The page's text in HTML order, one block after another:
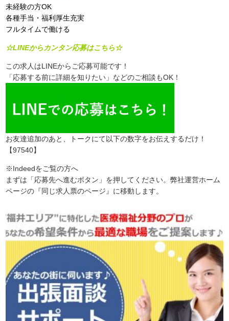
未経験の方OK
各種手当・福利厚生充実
フルタイムで働ける
☆LINEからカンタン応募はこちら☆
この求人はLINEからご応募可能です！
「応募する前に詳細を知りたい」などのご相談もOK！
お友達追加のあと、トークにて以下の数字をお伝えするだけ！
【97540】
※Indeedをご覧の方へ
まずは「応募先へ進むボタン」を押してください。弊社運営ホーム
ページの『同じ求人票のページ』に移動します。